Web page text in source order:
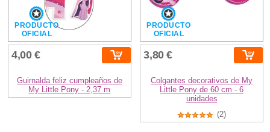
PRODUCTO
OFICIAL
4,00 €
Guirnalda feliz cumpleaños de
My Little Pony - 2,37 m
PRODUCTO
OFICIAL
3,80 €
Colgantes decorativos de My
Little Pony de 60 cm - 6
unidades
(2)